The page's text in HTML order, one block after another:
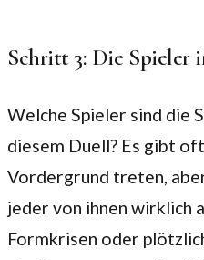
Schritt 3: Die Spieler
Welche Spieler sind die
diesem Duell? Es gibt
Vordergrund treten,
jeder von ihnen wirklich
Formkrisen oder